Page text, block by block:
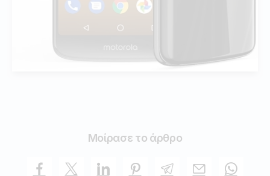
Μοίρασε το άρθρο